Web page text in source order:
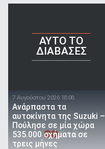
AYTO TO
ΔΙΑΒΑΣΕΣ
7 Αυγούστου 2026 18:08
Ανάρπαστα τα
αυτοκίνητα της Suzuki –
Πούλησε σε μία χώρα
535.000 οχήματα σε
τρεις μήνες